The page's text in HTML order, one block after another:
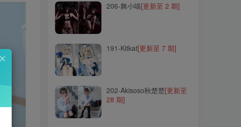
098-萌芽儿o0
206-舞小喵[更新至 2 期]
191-Kitkat[更新至 7 期]
202-Akisoso秋楚楚[更新至
28 期]